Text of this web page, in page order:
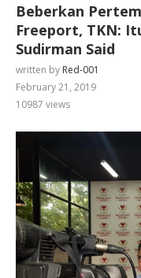
Beberkan
Freeport, TKN:
Sudirman Said
written by Red-001
February 21, 2019
10987 views